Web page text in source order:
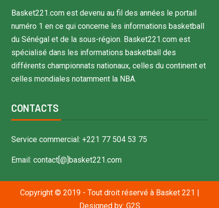
Basket221.com est devenu au fil des années le portail
numéro 1 en ce qui concerne les informations basketball
du Sénégal et de la sous-région. Basket221.com est
spécialisé dans les informations basketball des
différents championnats nationaux, celles du continent et
celles mondiales notamment la NBA.
CONTACTS
Service commercial: +221 77 504 53 75
Email: contact[@]basket221.com
Copyright © 2019 - Tout droit réservé à Basket 221
Designed by: G2S